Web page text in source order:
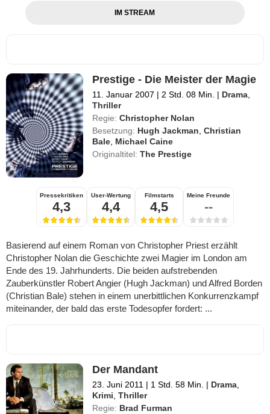
IM STREAM
Prestige - Die Meister der Magie
11. Januar 2007 | 2 Std. 08 Min. | Drama
Thriller
Regie: Christopher Nolan
Besetzung: Hugh Jackman ,Christian
Bale Michael Caine
Originaltitel:The Prestige
Pressekritiken
4,3
User-Wertung
4,4
Filmstarts
4,5
Meine Freunde
--
Basierend auf einem Roman von Christopher Priest erzählt
Christopher Nolan die Geschichte zwei Magier im London am
Ende des 19. Jahrhunderts. Die beiden aufstrebenden
Zauberkünstler Robert Angier (Hugh Jackman) und Alfred Borden
(Christian Bale) stehen in einem unerbittlichen Konkurrenzkampf
miteinander, der bald das erste Todesopfer fordert: ...
Der Mandant
23. Juni 2011 | 1 Std. 58 Min. | Drama,
Krimi,Thriller
Regie: Brad Furman